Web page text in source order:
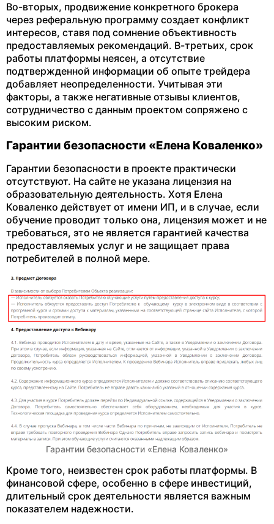
Во-вторых, продвижение конкретного брокера
через реферальную программу создает конфликт
интересов, ставя под сомнение объективность
предоставляемых рекомендаций. В-третьих, срок
работы платформы неясен, а отсутствие
подтвержденной информации об опыте трейдера
добавляет неопределенности. Учитывая эти
факторы, а также негативные отзывы клиентов,
сотрудничество с данным проектом сопряжено с
высоким риском.
Гарантии безопасности «Елена Коваленко»
Гарантии безопасности в проекте практически
отсутствуют. На сайте не указана лицензия на
образовательную деятельность. Хотя Елена
Коваленко действует от имени ИП, и в случае, если
обучение проводит только она, лицензия может и не
требоваться, это не является гарантией качества
предоставляемых услуг и не защищает права
потребителей в полной мере.
Гарантии безопасности «Елена Коваленко»
Кроме того, неизвестен срок работы платформы. В
финансовой сфере, особенно в сфере инвестиций,
длительный срок деятельности является важным
показателем надежности.